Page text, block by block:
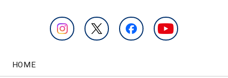
HOME